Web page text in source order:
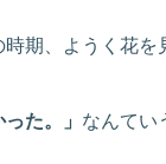
期、ようく花を
た。」 なんてい